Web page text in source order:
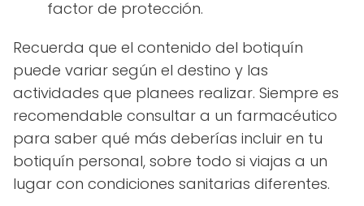
factor de protección.
Recuerda que el contenido del botiquín
puede variar según el destino y las
actividades que planees realizar. Siempre es
recomendable consultar a un farmacéutico
para saber qué más deberías incluir en tu
botiquín personal, sobre todo si viajas a un
lugar con condiciones sanitarias diferentes.